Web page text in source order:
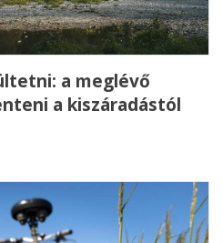
a meglévő
a kiszáradástól